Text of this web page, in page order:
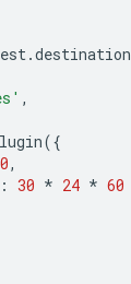
.destination
,
({
,
: 30 * 24 * 60